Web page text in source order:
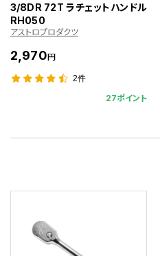
3/8DR 72T ラチェットハンドル
RH050
アストロプロダクツ
2,970円
2件
27ポイント